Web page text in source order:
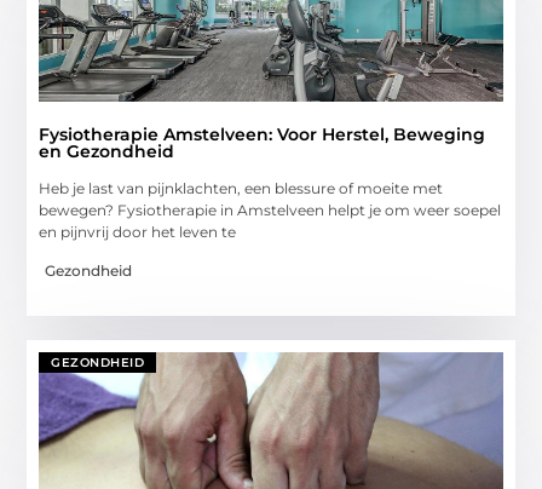
Fysiotherapie Amstelveen: Voor Herstel, Beweging
en Gezondheid
Heb je last van pijnklachten, een blessure of moeite met
bewegen? Fysiotherapie in Amstelveen helpt je om weer soepel
en pijnvrij door het leven te
Gezondheid
GEZONDHEID